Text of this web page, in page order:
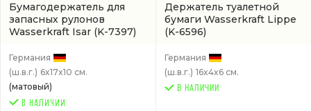
Бумагодержатель для
запасных рулонов
Wasserkraft Isar (K-7397)
Германия
(ш.в.г.) 6x17x10 см.
(матовый)
Держатель туалетной
бумаги Wasserkraft Lippe
(K-6596)
Германия
(ш.в.г.) 16x4x6 см.
В НАЛИЧИИ